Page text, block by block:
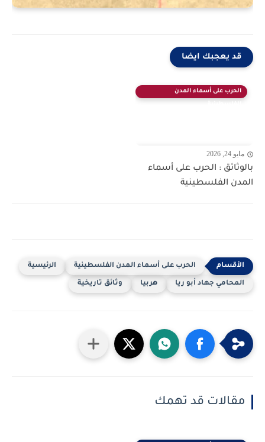
قد يعجبك ايضا
الحرب على أسماء المدن
مايو 24, 2026
بالوثائق : الحرب على أسماء
المدن الفلسطينية
الحرب على أسماء المدن الفلسطينية الرئيسية
المحامي جهاد أبو ريا هربيا وثائق تاريخية
مقالات قد تهمك